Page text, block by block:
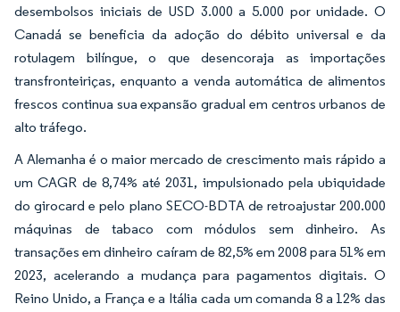
desembolsos iniciais de USD 3.000 a 5.000 por unidade. O
Canadá se beneficia da adoção do débito universal e da
rotulagem bilíngue, o que desencoraja as importações
transfronteiriças, enquanto a venda automática de alimentos
frescos continua sua expansão gradual em centros urbanos de
alto tráfego.
A Alemanha é o maior mercado de crescimento mais rápido a
um CAGR de 8,74% até 2031, impulsionado pela ubiquidade
do girocard e pelo plano SECO-BDTA de retroajustar 200.000
máquinas de tabaco com módulos sem dinheiro. As
transações em dinheiro caíram de 82,5% em 2008 para 51% em
2023, acelerando a mudança para pagamentos digitais. O
Reino Unido, a França e a Itália cada um comanda 8 a 12% das